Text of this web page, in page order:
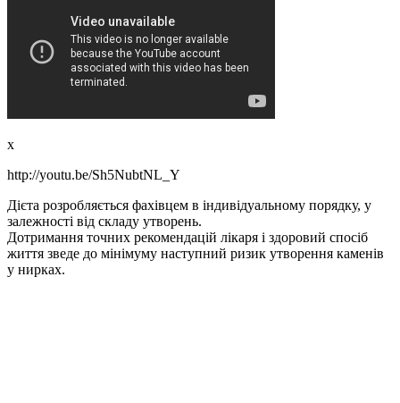
x
http://youtu.be/Sh5NubtNL_Y
Дієта розробляється фахівцем в індивідуальному порядку, у
залежності від складу утворень.
Дотримання точних рекомендацій лікаря і здоровий спосіб
життя зведе до мінімуму наступний ризик утворення каменів
у нирках.